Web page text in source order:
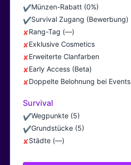
✔Münzen-Rabatt (0%)
✔Survival Zugang (Bewerbung)
✘Rang-Tag (—)
✘Exklusive Cosmetics
✘Erweiterte Clanfarben
✘Early Access (Beta)
✘Doppelte Belohnung bei Events
Survival
✔Wegpunkte (5)
✔Grundstücke (5)
✘Städte (—)